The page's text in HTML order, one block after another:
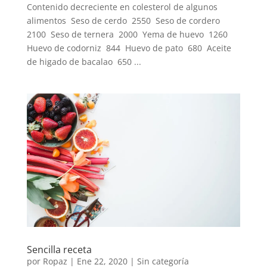
Contenido decreciente en colesterol de algunos
alimentos Seso de cerdo 2550 Seso de cordero
2100 Seso de ternera 2000 Yema de huevo 1260
Huevo de codorniz 844 Huevo de pato 680 Aceite
de higado de bacalao 650 ...
Sencilla receta
por Ropaz | Ene 22, 2020| Sin categoría